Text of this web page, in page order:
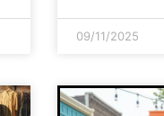
09/11/2025